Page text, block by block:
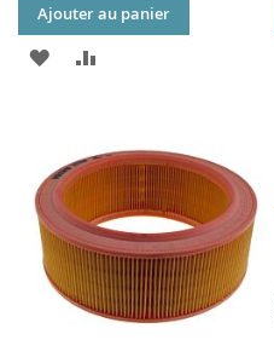
Ajouter au panier
AJOUTER
LISTE
D’ENVIE